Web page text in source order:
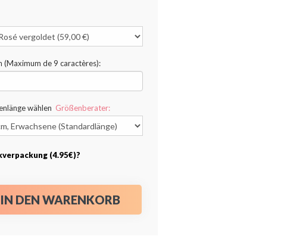
(Maximum de 9 caractères):
wählen Größenberater:
(4.95€)?
IN DEN WARENKORB